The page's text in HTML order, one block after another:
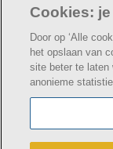
© AZ Sint-Maarten
Cookie verklaring
Cookies:
Door op ‘Alle
het opslaan van
site beter te laten
anonieme